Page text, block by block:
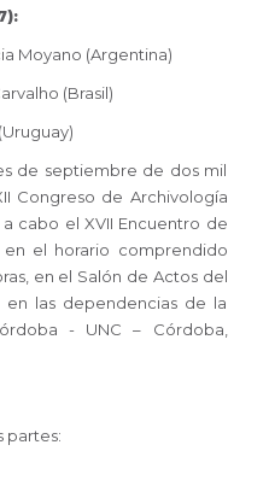
Moyano (Argentina)
(Brasil)
de septiembre de dos mil
Congreso de Archivología
cabo el XVII Encuentro de
en el horario comprendido
en el Salón de Actos del
en las dependencias de la
- UNC – Córdoba,
partes: